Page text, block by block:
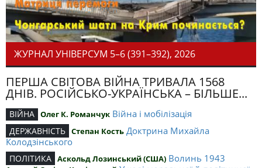
ЖУРНАЛ УНІВЕРСУМ 5–6 (391–392), 2026
ПЕРША СВІТОВА ВІЙНА ТРИВАЛА 1568
ДНІВ. РОСІЙСЬКО-УКРАЇНСЬКА – БІЛЬШЕ...
ВІЙНА Олег К. Романчук Війна і мобілізація
ДЕРЖАВНІСТЬ Степан Кость Доктрина Михайла
Колодзінського
ПОЛІТИКА Аскольд Лозинський (США) Волинь 1943